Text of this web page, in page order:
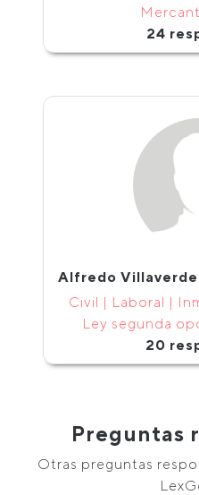
24
Alfredo
Civil | Laboral |
Ley segunda
20
Preguntas
Otras preguntas